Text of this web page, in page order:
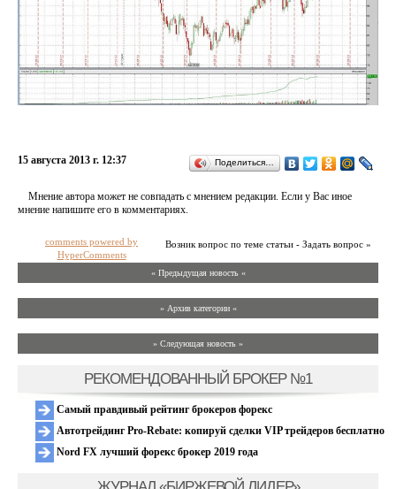
15 августа 2013 г. 12:37 Поделиться…
Мнение автора может не совпадать с мнением редакции. Если у Вас иное
мнение напишите его в комментариях.
Возник вопрос по теме статьи - Задать вопрос »
comments powered by
HyperComments
« Предыдущая новость «
» Архив категории «
» Следующая новость »
РЕКОМЕНДОВАННЫЙ БРОКЕР №1
Самый правдивый рейтинг брокеров форекс
Автотрейдинг Pro-Rebate: копируй сделки VIP трейдеров бесплатно
Nord FX лучший форекс брокер 2019 года